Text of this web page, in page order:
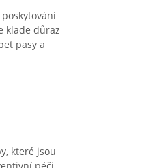
klade důraz
pasy a
které jsou